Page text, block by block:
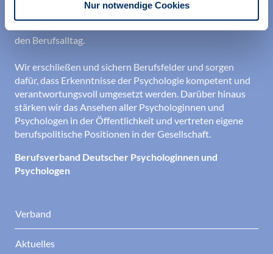
Nur notwendige Cookies
Existenz sowie durch die kontinuierliche Bereitstellung
den Berufsalltag.
Wir erschließen und sichern Berufsfelder und sorgen
dafür, dass Erkenntnisse der Psychologie kompetent und
verantwortungsvoll umgesetzt werden. Darüber hinaus
stärken wir das Ansehen aller Psychologinnen und
Psychologen in der Öffentlichkeit und vertreten eigene
berufspolitische Positionen in der Gesellschaft.
Berufsverband Deutscher Psychologinnen und
Psychologen
Verband
Aktuelles